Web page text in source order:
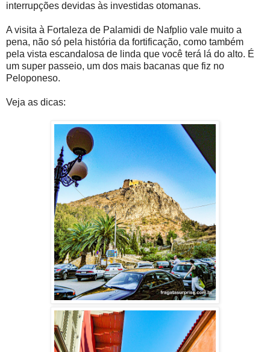
interrupções devidas às investidas otomanas.
A visita à Fortaleza de Palamidi de Nafplio vale muito a
pena, não só pela história da fortificação, como também
pela vista escandalosa de linda que você terá lá do alto. É
um super passeio, um dos mais bacanas que fiz no
Peloponeso.
Veja as dicas: